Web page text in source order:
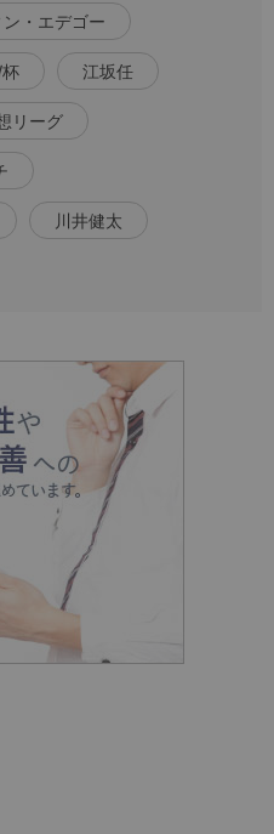
・エデゴー
江坂任
リーグ
川井健太